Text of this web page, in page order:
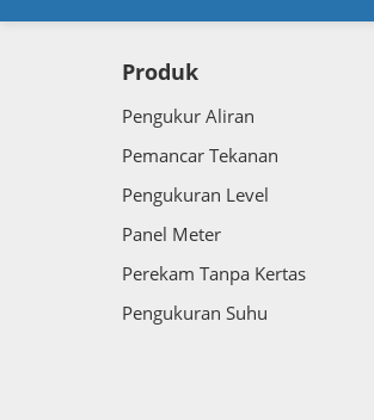
Produk
Pengukur Aliran
Pemancar Tekanan
Pengukuran Level
Panel Meter
Perekam Tanpa Kertas
Pengukuran Suhu